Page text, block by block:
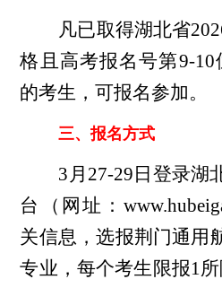
凡已取得湖北省
格且高考报名号第9-10
的考生，可报名参加。
三、报名方式
3月27-29日登录湖
台（网址 ：
关信息，选报荆门通用
专业，每个考生限报1